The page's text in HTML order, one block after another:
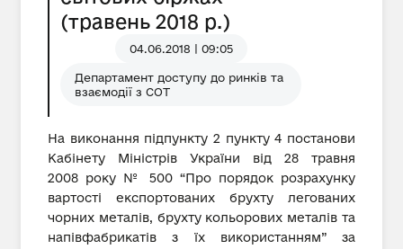
(травень 2018 р.)
04.06.2018 | 09:05
Департамент доступу до ринків та
взаємодії з СОТ
На виконання підпункту 2 пункту 4 постанови
Кабінету Міністрів України від 28 травня
2008 року № 500 “Про порядок розрахунку
вартості експортованих брухту легованих
чорних металів, брухту кольорових металів та
напівфабрикатів з їх використанням” за